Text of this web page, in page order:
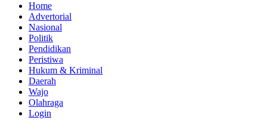
Home
Advertorial
Nasional
Politik
Pendidikan
Peristiwa
Hukum & Kriminal
Daerah
Wajo
Olahraga
Login